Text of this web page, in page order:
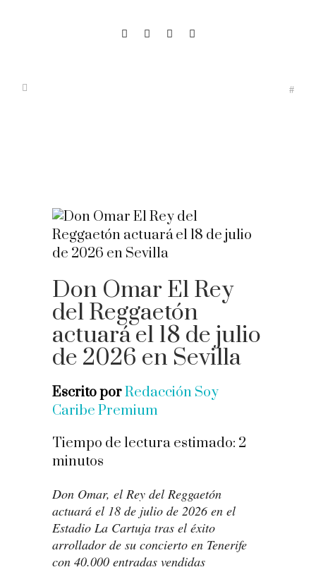
Don Omar El Rey
del Reggaetón
actuará el 18 de julio
de 2026 en Sevilla
Escrito porRedacción Soy
Caribe Premium
Tiempo de lectura estimado: 2
minutos
Don Omar, el Rey del Reggaetón
actuará el 18 de julio de 2026 en el
Estadio La Cartuja tras el éxito
arrollador de su concierto en Tenerife
con 40.000 entradas vendidas